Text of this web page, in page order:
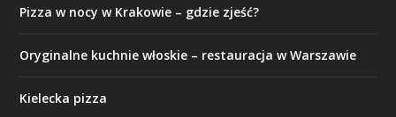
Pizza w nocy w Krakowie – gdzie zjeść?
Oryginalne kuchnie włoskie – restauracja w Warszawie
Kielecka pizza